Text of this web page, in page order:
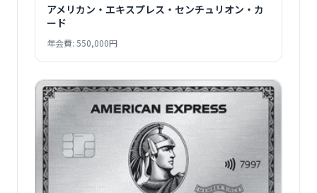
アメリカン・エキスプレス・センチュリオン・カ
ード
年会費: 550,000円